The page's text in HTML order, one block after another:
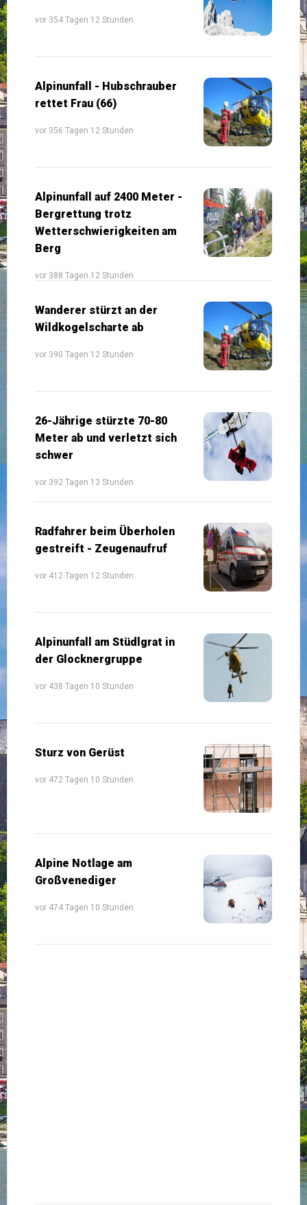
vor 354 Tagen 12 Stunden
Alpinunfall - Hubschrauber
rettet Frau (66)
vor 356 Tagen 12 Stunden
Alpinunfall auf 2400 Meter -
Bergrettung trotz
Wetterschwierigkeiten am
Berg
vor 388 Tagen 12 Stunden
Wanderer stürzt an der
Wildkogelscharte ab
vor 390 Tagen 12 Stunden
26-Jährige stürzte 70-80
Meter ab und verletzt sich
schwer
vor 392 Tagen 13 Stunden
Radfahrer beim Überholen
gestreift - Zeugenaufruf
vor 412 Tagen 12 Stunden
Alpinunfall am Stüdlgrat in
der Glocknergruppe
vor 438 Tagen 10 Stunden
Sturz von Gerüst
vor 472 Tagen 10 Stunden
Alpine Notlage am
Großvenediger
vor 474 Tagen 10 Stunden